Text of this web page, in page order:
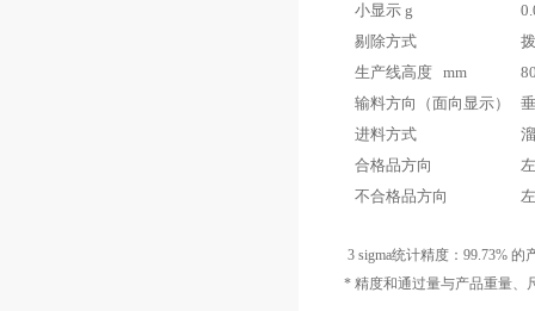
小显示 g
剔除方式
生产线高度 mm
输料方向（面向显示）
进料方式
合格品方向
不合格品方向
3 sigma统计精度：99.73% 的
* 精度和通过量与产品重量、